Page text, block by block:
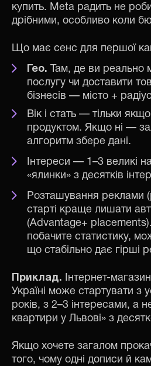
купить. Meta радить не
дрібними, особливо коли
Що має сенс для першої
Гео. Там, де ви реально
послугу чи доставити
бізнесів — місто +
Вік і стать — тільки
продуктом. Якщо ні —
алгоритм збере дані.
Інтереси — 1–3 великі
«ялинки» з десятків
Розташування реклами
старті краще лишати
(Advantage+
побачите статистику,
що стабільно дає гірші
Приклад. Інтернет-
Україні може стартувати з
років, з 2–3 інтересами, а
квартири у Львові» з
Якщо хочете загалом
того, чому одні дописи й